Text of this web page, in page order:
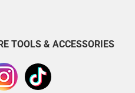
E TOOLS & ACCESSORIES